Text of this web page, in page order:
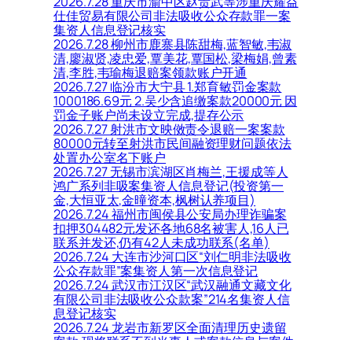
仕佳贸易有限公司非法吸收公众存款罪一案
集资人信息登记核实
2026.7.28 柳州市鹿寨县陈甜梅,蓝智敏,韦淑
清,廖淑贤,凌忠爱,覃美花,覃国松,梁梅娟,曾素
清,李胜,韦瑜梅退赔案领款账户开通
2026.7.27 临汾市大宁县 1.郑育敏罚金案款
1000186.69元 2.吴少含追缴案款20000元 因
罚金子账户尚未设立完成,提存公示
2026.7.27 射洪市文映傚责令退赔一案案款
80000元转至射洪市民间融资理财问题依法
处置办公室名下账户
2026.7.27 无锡市滨湖区肖梅兰,王援成等人
鸿广系列非吸案集资人信息登记(投资第一
金,大恒亚太,金曈资本,枫树认养项目)
2026.7.24 福州市闽侯县公安局办理诈骗案
扣押304482元发还各地68名被害人,16人已
联系并发还,仍有42人未成功联系(名单)
2026.7.24 大连市沙河口区“刘仁明非法吸收
公众存款罪”案集资人第一次信息登记
2026.7.24 武汉市江汉区“武汉融通文藏文化
有限公司非法吸收公众款案”214名集资人信
息登记核实
2026.7.24 龙岩市新罗区全面清理历史遗留